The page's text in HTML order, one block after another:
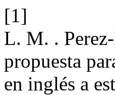
[1]
L. M. .
propuesta
en inglés a